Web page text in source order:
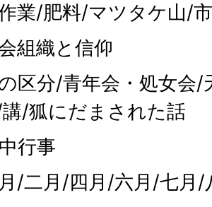
肥料/マツタケ山/市
織と信仰
/青年会・処女会/天
/狐にだまされた話
事
/四月/六月/七月/